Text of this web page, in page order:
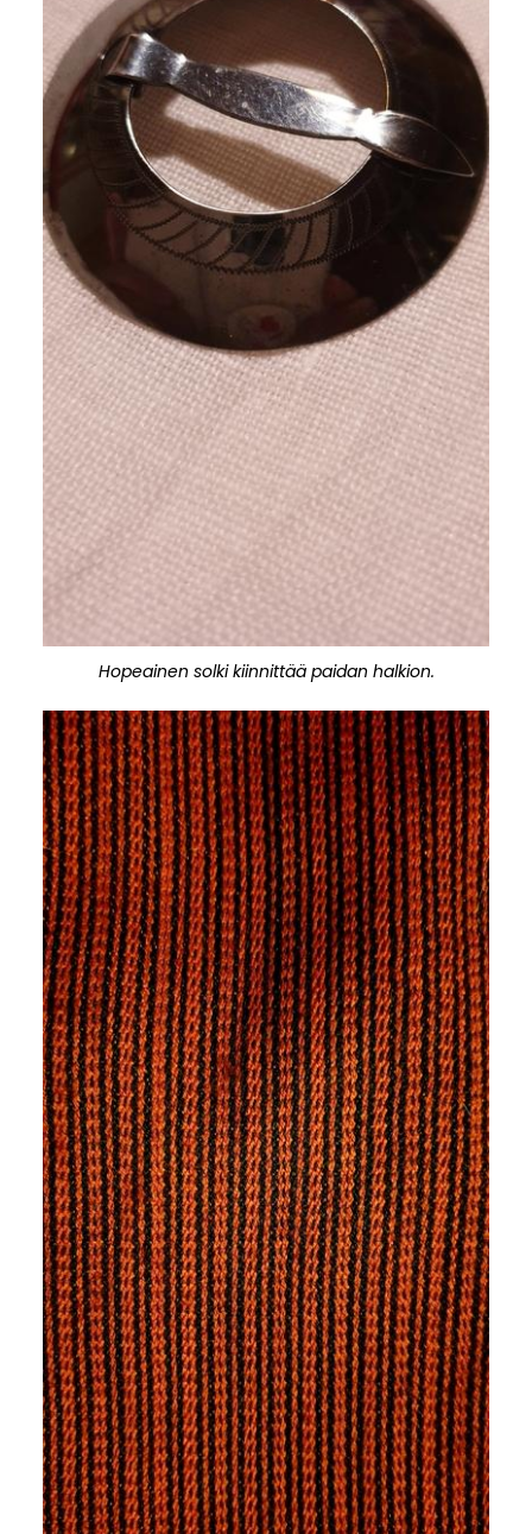
Hopeainen solki kiinnittää paidan halkion.